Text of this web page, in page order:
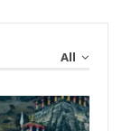
All